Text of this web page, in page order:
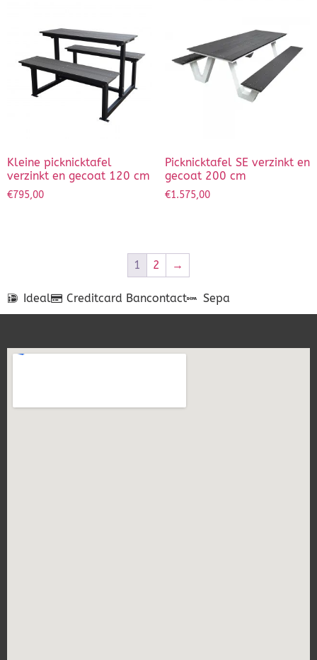
Kleine picknicktafel
verzinkt en gecoat 120 cm
€795,00
Picknicktafel SE verzinkt en
gecoat 200 cm
€1.575,00
1 2 →
Ideal Creditcard Bancontact Sepa